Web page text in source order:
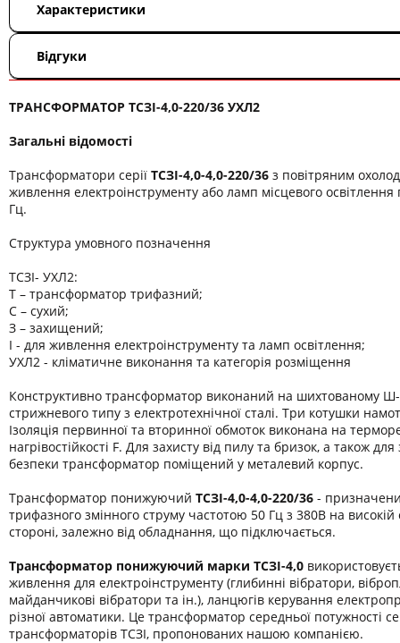
Характеристики
Відгуки
ТРАНСФОРМАТОР ТСЗІ-4,0-220/36 УХЛ2
Загальні відомості
Трансформатори серії ТСЗІ-4,0-4,0-220/36 з повітряним
живлення електроінструменту або ламп місцевого освітлення
Гц.
Структура умовного позначення
ТСЗІ- УХЛ2:
Т – трансформатор трифазний;
С – сухий;
З – захищений;
І - для живлення електроінструменту та ламп освітлення;
УХЛ2 - кліматичне виконання та категорія розміщення
Конструктивно трансформатор виконаний на шихтованому Ш-
стрижневого типу з електротехнічної сталі. Три котушки
Ізоляція первинної та вторинної обмоток виконана на
нагрівостійкості F. Для захисту від пилу та бризок, а також
безпеки трансформатор поміщений у металевий корпус.
Трансформатор понижуючий ТСЗІ-4,0-4,0-220/36 -
трифазного змінного струму частотою 50 Гц з 380В на високій
стороні, залежно від обладнання, що підключається.
Трансформатор понижуючий марки ТСЗІ-4,0
живлення для електроінструменту (глибинні вібратори,
майданчикові вібратори та ін.), ланцюгів керування
різної автоматики. Це трансформатор середньої потужності
трансформаторів ТСЗІ, пропонованих нашою компанією.